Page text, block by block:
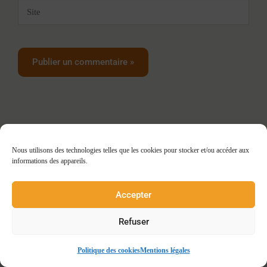
Nous utilisons des technologies telles que les cookies pour stocker et/ou accéder aux
informations des appareils.
Accepter
Refuser
Politique des cookiesMentions légales
Site
Vous cherchez des experts pour répondre à vos